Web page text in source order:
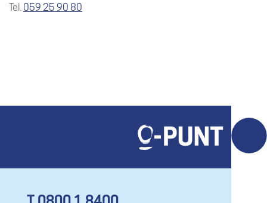
Tel./GSM
059 25 90 80